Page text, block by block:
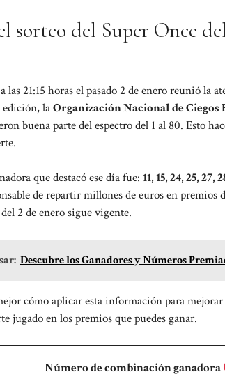
sorteo del Super Once
las 21:15 horas el pasado 2 de enero reunió
edición, laOrganización Nacional de Ciegos
buena parte del espectro del 1 al 80. Esto
que destacó ese día fue: 11, 15, 24, 25, 27,
de repartir millones de euros en
2 de enero sigue vigente.
Descubre los Ganadores y Números
cómo aplicar esta información para
jugado en los premios que puedes ganar.
Número de combinación ganadora